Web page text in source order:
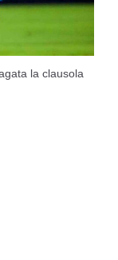
la clausola